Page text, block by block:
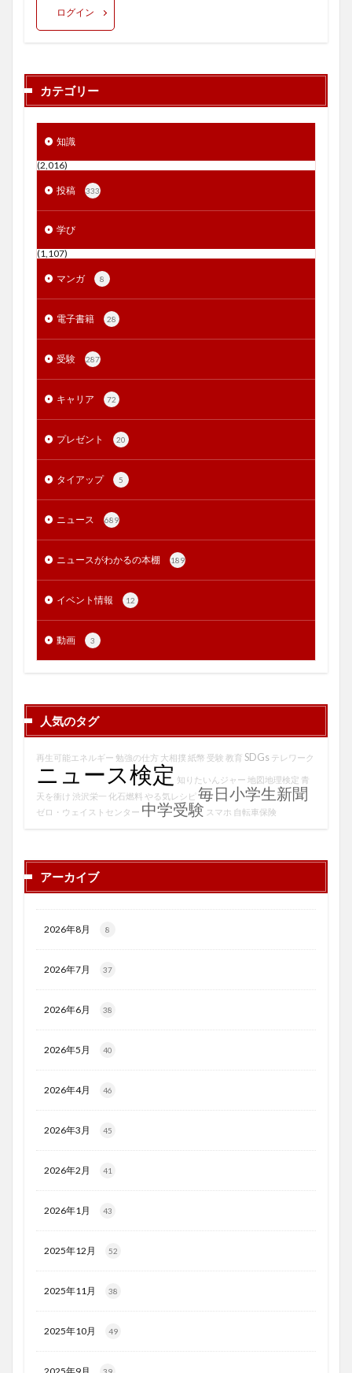
ログイン
カテゴリー
知識
(2,016)
投稿 333
学び
(1,107)
マンガ 8
電子書籍 28
受験 287
キャリア 72
プレゼント 20
タイアップ 5
ニュース 689
ニュースがわかるの本棚 189
イベント情報 12
動画 3
人気のタグ
再生可能エネルギー 勉強の仕方 大相撲 紙幣 受験 教育 SDGs テレワーク
ニュース検定 知りたいんジャー 地図地理検定 青
天を衝け 渋沢栄一 化石燃料 やる気レシピ 毎日小学生新聞
ゼロ・ウェイストセンター 中学受験 スマホ 自転車保険
アーカイブ
2026年8月 8
2026年7月 37
2026年6月 38
2026年5月 40
2026年4月 46
2026年3月 45
2026年2月 41
2026年1月 43
2025年12月 52
2025年11月 38
2025年10月 49